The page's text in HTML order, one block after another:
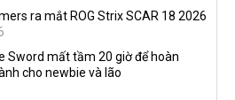
ra mắt ROG Strix SCAR 18 2026
Sword mất tầm 20 giờ để hoàn
cho newbie và lão